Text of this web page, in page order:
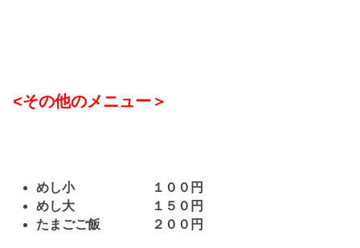
<その他のメニュー＞
めし小 １００円
めし大 １５０円
たまごご飯 ２００円